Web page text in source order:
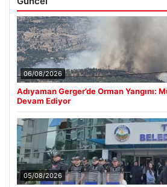
06/08/2026
Adıyaman Gerger’de Orman Yangını:
Devam Ediyor
05/08/2026